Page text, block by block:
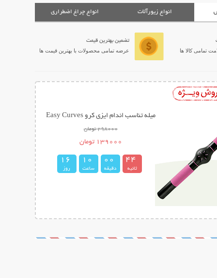
انواع زیورآلات انواع چراغ اضطراری
تمامی کالا ها
تضمین بهترین قیمت
عرضه تمامی محصولات با بهترین قیمت ها
میله تناسب اندام ایزی کرو Easy Curves
298000 تومان
139000 تومان
43
4
ثانیه
0 0
دقیقه
1 0
ساعت
1 6
روز